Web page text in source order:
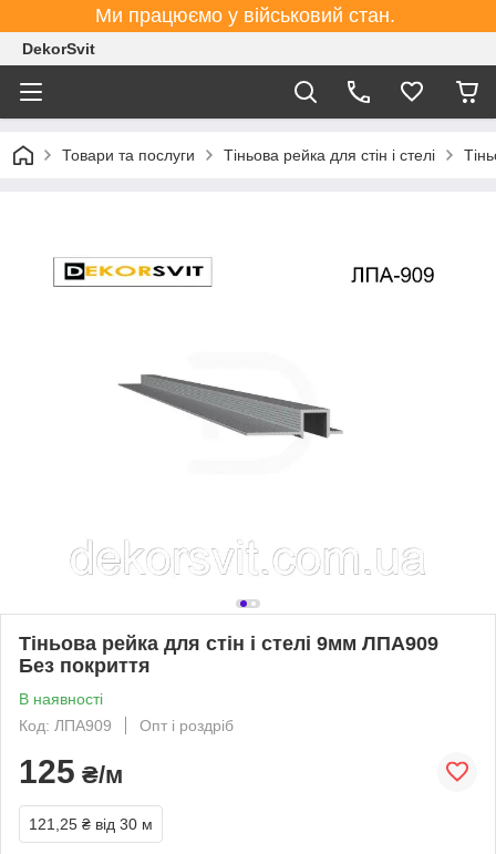
Ми працюємо у військовий стан.
DekorSvit
Товари та послуги Тіньова рейка для стін і стелі
Тіньова рейка для стін і стелі 9мм ЛПА909
Без покриття
В наявності
Код: ЛПА909
Опт і роздріб
125 ₴/м
121,25 ₴ від 30 м